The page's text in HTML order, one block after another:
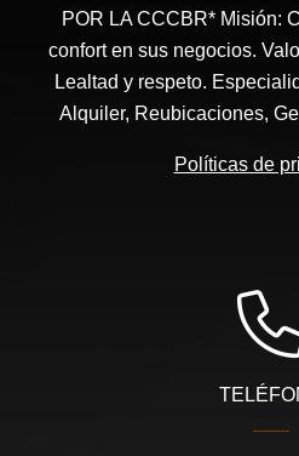
POR LA CCCBR* Misión:
confort en sus negocios.
Lealtad y respeto.
Alquiler, Reubicaciones,
Políticas de